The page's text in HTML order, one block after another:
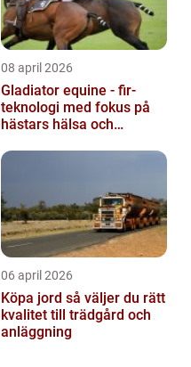
08 april 2026
Gladiator equine - fir-
teknologi med fokus på
hästars hälsa och
06 april 2026
Köpa jord så väljer du rätt
kvalitet till trädgård och
anläggning